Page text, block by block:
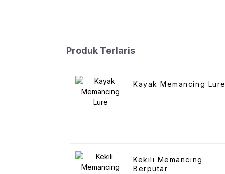
Produk Terlaris
Kayak Memancing Lure
Kekili Memancing
Berputar